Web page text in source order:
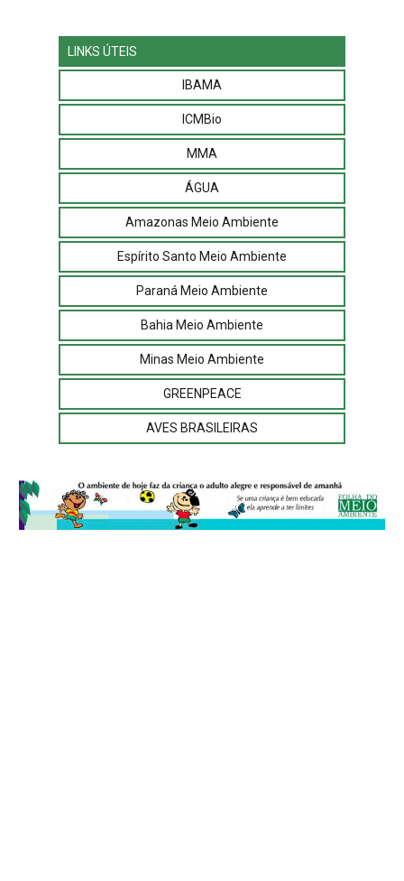
LINKS ÚTEIS
IBAMA
ICMBio
MMA
ÁGUA
Amazonas Meio Ambiente
Espírito Santo Meio Ambiente
Paraná Meio Ambiente
Bahia Meio Ambiente
Minas Meio Ambiente
GREENPEACE
AVES BRASILEIRAS